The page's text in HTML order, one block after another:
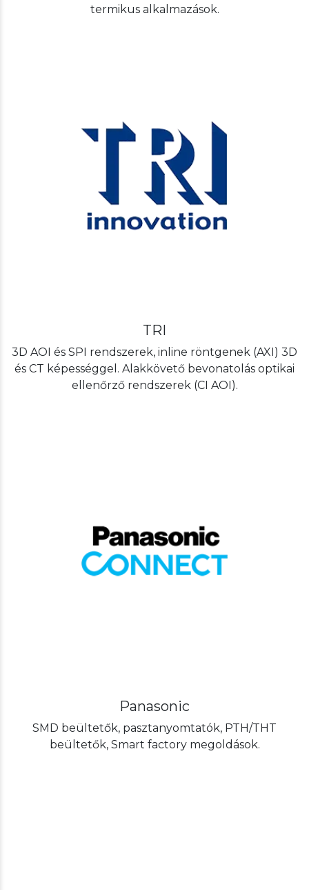
termikus alkalmazások.
TRI
3D AOI és SPI rendszerek, inline röntgenek (AXI) 3D
és CT képességgel. Alakkövető bevonatolás optikai
ellenőrző rendszerek (CI AOI).
Panasonic
SMD beültetők, pasztanyomtatók, PTH/THT
beültetők, Smart factory megoldások.